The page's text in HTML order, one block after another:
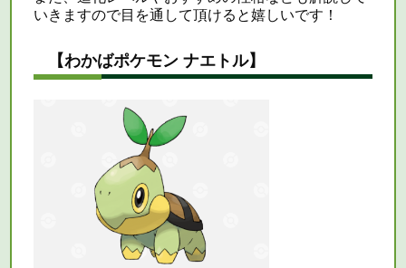
いきますので目を通して頂けると嬉しいです！
【わかばポケモン ナエトル】